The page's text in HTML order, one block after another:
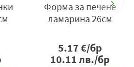
Форма за печене
ламарина 26см
5.17€/бр
10.11лв./бр